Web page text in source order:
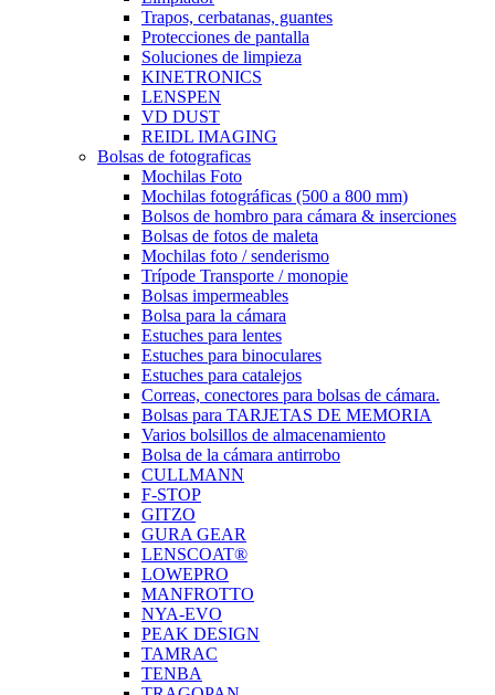
Trapos, cerbatanas, guantes
Protecciones de pantalla
Soluciones de limpieza
KINETRONICS
LENSPEN
VD DUST
REIDL IMAGING
Bolsas de fotograficas
Mochilas Foto
Mochilas fotográficas (500 a 800 mm)
Bolsos de hombro para cámara & inserciones
Bolsas de fotos de maleta
Mochilas foto / senderismo
Trípode Transporte / monopie
Bolsas impermeables
Bolsa para la cámara
Estuches para lentes
Estuches para binoculares
Estuches para catalejos
Correas, conectores para bolsas de cámara.
Bolsas para TARJETAS DE MEMORIA
Varios bolsillos de almacenamiento
Bolsa de la cámara antirrobo
CULLMANN
F-STOP
GITZO
GURA GEAR
LENSCOAT®
LOWEPRO
MANFROTTO
NYA-EVO
PEAK DESIGN
TAMRAC
TENBA